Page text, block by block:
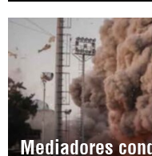
Mediadores